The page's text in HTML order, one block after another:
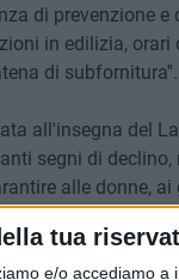
tua
e/o accediamo a
di prevenzione
in edilizia,
di subfornitura''.
all'insegna del
segni di declino,
alle donne,
a tutti un lavoro